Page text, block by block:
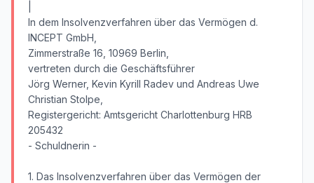
In dem Insolvenzverfahren über das Vermögen d.
INCEPT GmbH,
Zimmerstraße 16, 10969 Berlin,
vertreten durch die Geschäftsführer
Jörg Werner, Kevin Kyrill Radev und Andreas Uwe
Christian Stolpe,
Registergericht: Amtsgericht Charlottenburg HRB
205432
- Schuldnerin -
1. Das Insolvenzverfahren über das Vermögen der